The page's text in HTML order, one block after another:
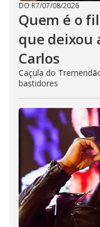
DO R7/07/08/2026
Quem é o
que deixou
Carlos
Caçula do
bastidores